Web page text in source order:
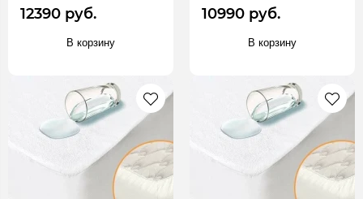
12390 руб.
В корзину
10990 руб.
В корзину